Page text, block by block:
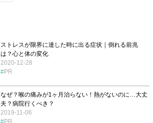
ストレスが限界に達した時に出る症状｜倒れる前兆
は？心と体の変化
2020-12-28
PR
なぜ？喉の痛みが1ヶ月治らない！熱がないのに…大丈
夫？病院行くべき？
2019-11-06
PR